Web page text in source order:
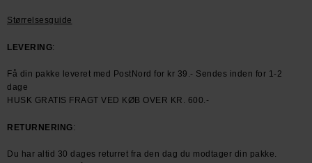
Størrelsesguide
LEVERING:
Få din pakke leveret med PostNord for kr 39.- Sendes inden for 1-2
dage
HUSK GRATIS FRAGT VED KØB OVER KR. 600.-
RETURNERING:
Du har altid 30 dages returret fra den dag du modtager din pakke.